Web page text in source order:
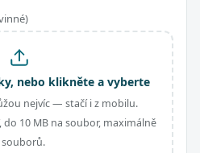
nebo klikněte a vyberte
nejvíc — stačí i z mobilu.
do 10 MB na soubor, maximálně
souborů.